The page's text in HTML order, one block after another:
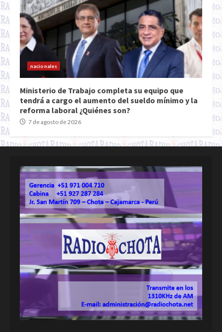
nacionales
Ministerio de Trabajo completa su equipo que
tendrá a cargo el aumento del sueldo mínimo y la
reforma laboral ¿Quiénes son?
7 de agosto de 2026